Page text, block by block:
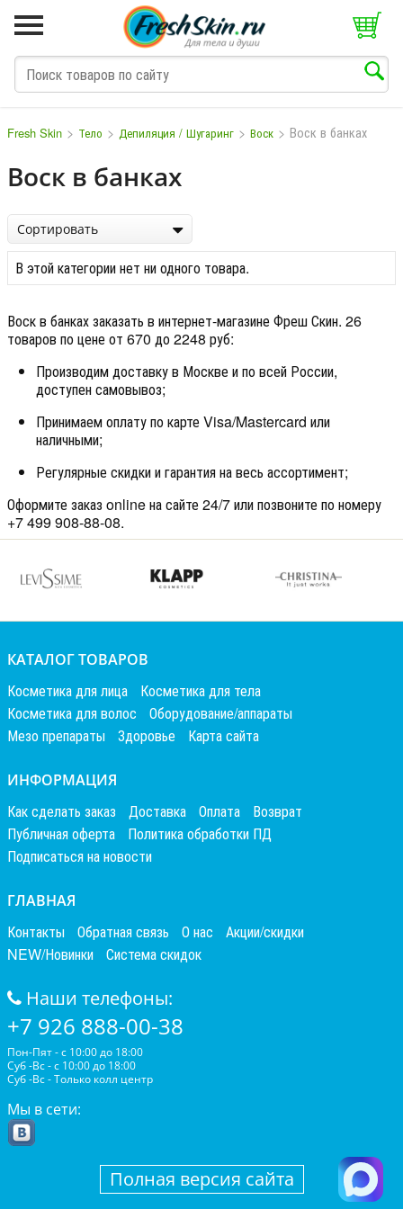
Fresh Skin > Тело > Депиляция / Шугаринг > Воск > Воск в банках
Воск в банках
Сортировать
В этой категории нет ни одного товара.
Воск в банках заказать в интернет-магазине Фреш Скин. 26
товаров по цене от 670 до 2248 руб:
Производим доставку в Москве и по всей России,
доступен самовывоз;
Принимаем оплату по карте Visa/Mastercard или
наличными;
Регулярные скидки и гарантия на весь ассортимент;
Оформите заказ online на сайте 24/7 или позвоните по номеру
+7 499 908-88-08.
КАТАЛОГ ТОВАРОВ
Косметика для лица
Косметика для тела
Косметика для волос
Оборудование/аппараты
Мезо препараты
Здоровье Карта сайта
ИНФОРМАЦИЯ
Как сделать заказ Доставка Оплата
Возврат
Публичная оферта
Политика обработки ПД
Подписаться на новости
ГЛАВНАЯ
Контакты Обратная связь О нас
Акции/скидки
NEW/Новинки
Система скидок
Наши телефоны:
+7 926 888-00-38
Пон-Пят - с 10:00 до 18:00
Суб -Вс - с 10:00 до 18:00
Суб -Вс - Только колл центр
Мы в сети:
Полная версия сайта
M N O P Q S